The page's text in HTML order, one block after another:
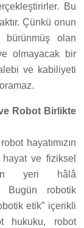
Bu
Çünkü onun
bürünmüş olan
olmayacak bir
ve kabiliyeti
Robot Birlikte
hayatımızın
ve fiziksel
yeri hâlâ
Bugün robotik
etik” içerikli
hukuku, robot